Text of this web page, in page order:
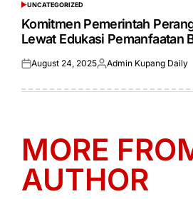
POSTED
IN
UNCATEGORIZED
Komitmen Pemerintah
Lewat Edukasi Pemanfaatan
Posted
August 24, 2025Posted
Admin Kupang Daily
MORE
AUTHOR